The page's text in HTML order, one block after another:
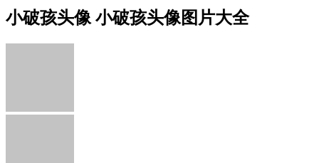
小破孩头像 小破孩头像图片大全